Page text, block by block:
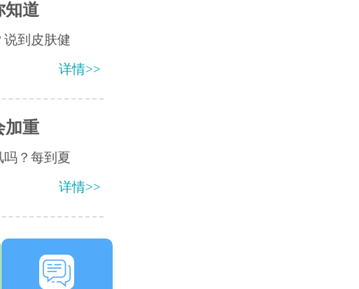
知道
说到皮肤健
详情>>
加重
？​每到夏
详情>>